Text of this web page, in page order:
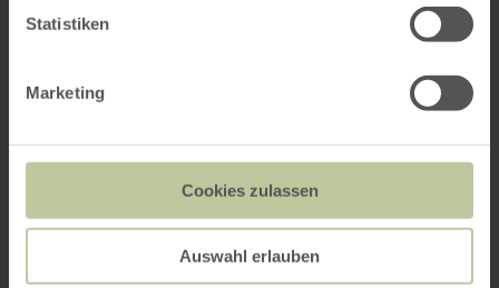
Statistiken
Marketing
Cookies zulassen
Auswahl erlauben